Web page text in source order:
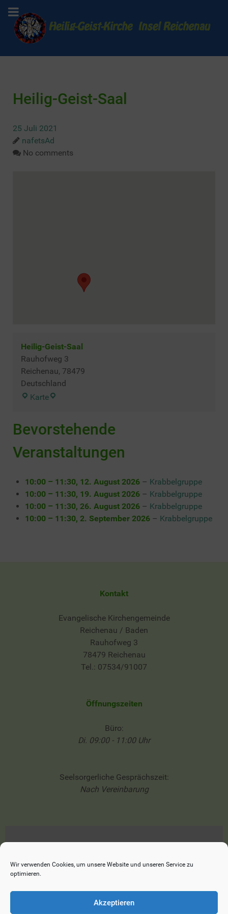
Wir verwenden Cookies, um unsere Website und unseren Service zu
optimieren.
Akzeptieren
Heilig-Geist-Saal
25 Juli 2021
nafetsAd
No comments
Heilig-Geist-Saal
Rauhofweg 3
Reichenau, 78479
Deutschland
KarteHeilig-
Bevorstehende
Veranstaltungen
10:00 – 11:30, 12. August 2026 – Krabbelgruppe
10:00 – 11:30, 19. August 2026 – Krabbelgruppe
10:00 – 11:30, 26. August 2026 – Krabbelgruppe
10:00 – 11:30, 2. September 2026 – Krabbelgruppe
Kontakt
Evangelische Kirchengemeinde
Reichenau / Baden
Rauhofweg 3
78479 Reichenau
Tel.: 07534/91007
Öffnungszeiten
Büro:
Di. 09:00 - 11:00 Uhr
Seelsorgerliche Gesprächszeit:
Nach Vereinbarung